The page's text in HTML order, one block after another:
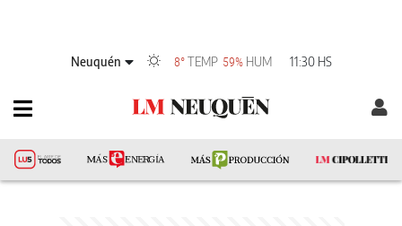
Neuquén 8° TEMP 59% HUM 11:30 HS